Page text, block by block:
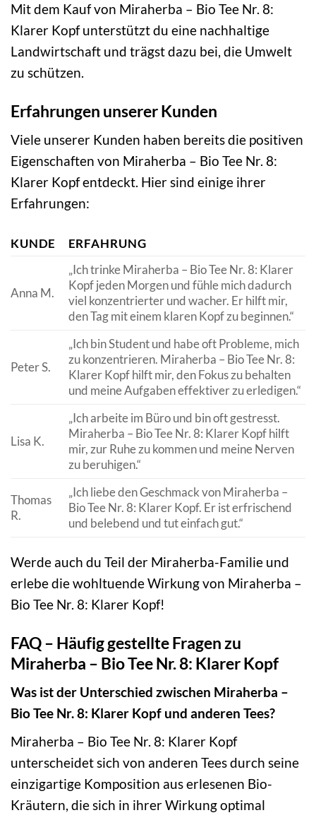
Mit dem Kauf von Miraherba – Bio Tee Nr. 8:
Klarer Kopf unterstützt du eine nachhaltige
Landwirtschaft und trägst dazu bei, die Umwelt
zu schützen.
Erfahrungen unserer Kunden
Viele unserer Kunden haben bereits die positiven
Eigenschaften von Miraherba – Bio Tee Nr. 8:
Klarer Kopf entdeckt. Hier sind einige ihrer
Erfahrungen:
KUNDE ERFAHRUNG
Anna M.
„Ich trinke Miraherba – Bio Tee Nr. 8: Klarer
Kopf jeden Morgen und fühle mich dadurch
viel konzentrierter und wacher. Er hilft mir,
den Tag mit einem klaren Kopf zu beginnen.“
Peter S.
„Ich bin Student und habe oft Probleme, mich
zu konzentrieren. Miraherba – Bio Tee Nr. 8:
Klarer Kopf hilft mir, den Fokus zu behalten
und meine Aufgaben effektiver zu erledigen.“
Lisa K.
„Ich arbeite im Büro und bin oft gestresst.
Miraherba – Bio Tee Nr. 8: Klarer Kopf hilft
mir, zur Ruhe zu kommen und meine Nerven
zu beruhigen.“
Thomas
R.
„Ich liebe den Geschmack von Miraherba –
Bio Tee Nr. 8: Klarer Kopf. Er ist erfrischend
und belebend und tut einfach gut.“
Werde auch du Teil der Miraherba-Familie und
erlebe die wohltuende Wirkung von Miraherba –
Bio Tee Nr. 8: Klarer Kopf!
FAQ – Häufig gestellte Fragen zu
Miraherba – Bio Tee Nr. 8: Klarer Kopf
Was ist der Unterschied zwischen Miraherba –
Bio Tee Nr. 8: Klarer Kopf und anderen Tees?
Miraherba – Bio Tee Nr. 8: Klarer Kopf
unterscheidet sich von anderen Tees durch seine
einzigartige Komposition aus erlesenen Bio-
Kräutern, die sich in ihrer Wirkung optimal